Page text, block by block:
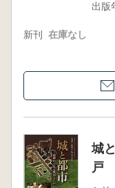
出版
新刊 在庫なし
城
戸